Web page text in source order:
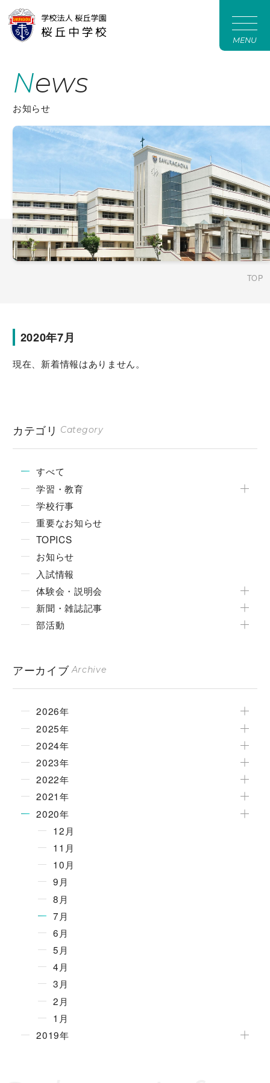
MENU
News
お知らせ
TOP
2020年7月
現在、新着情報はありません。
カテゴリ Category
すべて
学習・教育
学校行事
重要なお知らせ
TOPICS
お知らせ
入試情報
体験会・説明会
新聞・雑誌記事
部活動
アーカイブ Archive
2026年
2025年
2024年
2023年
2022年
2021年
2020年
12月
11月
10月
9月
8月
7月
6月
5月
4月
3月
2月
1月
2019年